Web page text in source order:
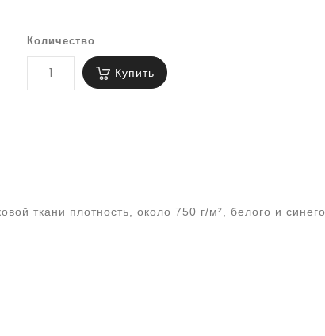
Количество
Купить
ткани плотность, около 750 г/м², белого и синего